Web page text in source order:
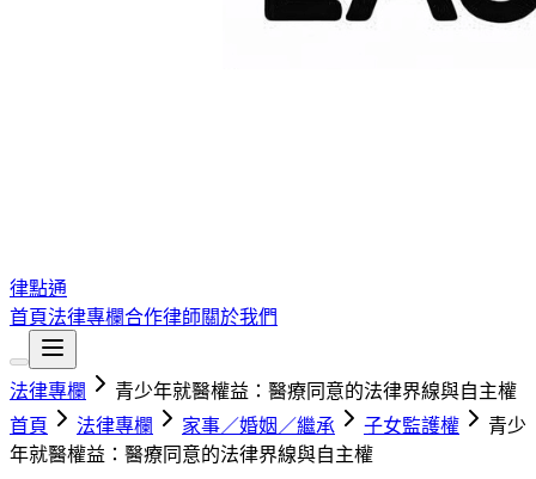
律點通
首頁法律專欄合作律師關於我們
法律專欄
青少年就醫權益：醫療同意的法律界線與自主權
首頁
法律專欄 家事／婚姻／繼承 子女監護權
青少
年就醫權益：醫療同意的法律界線與自主權